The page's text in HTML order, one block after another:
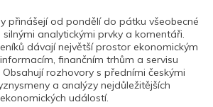
přinášejí od pondělí do pátku všeobecné
analytickými prvky a komentáři.
dávají největší prostor ekonomickým
finančním trhům a servisu
rozhovory s předními českými
a analýzy nejdůležitějších
ekonomických událostí.